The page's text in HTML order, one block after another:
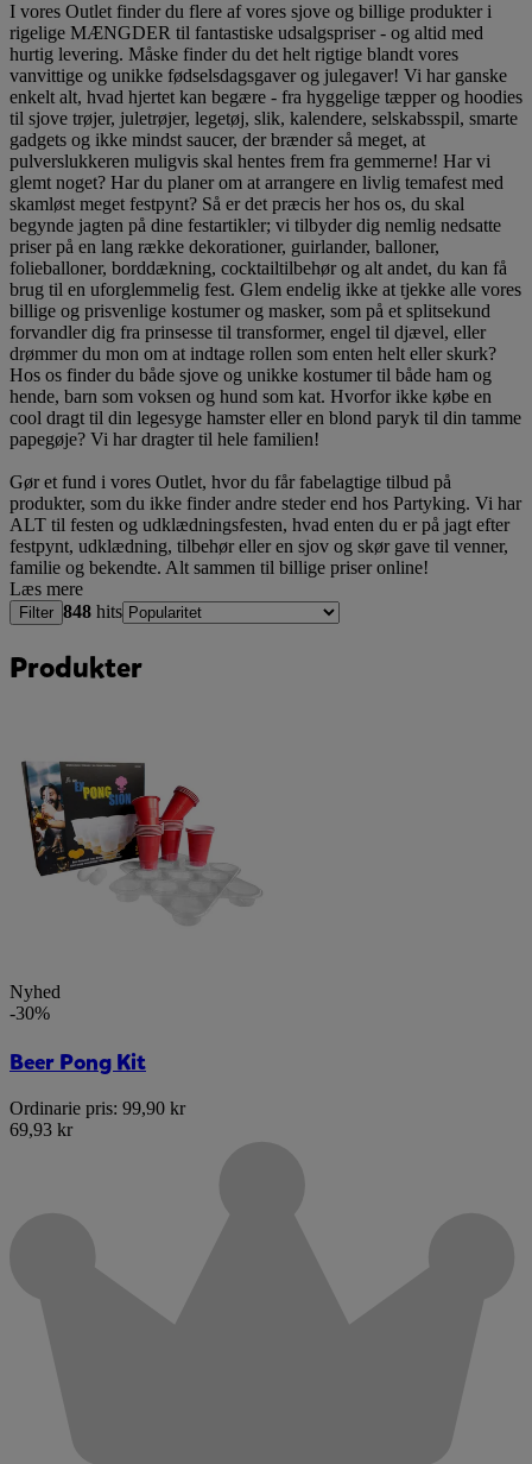
I vores Outlet finder du flere af vores sjove og billige produkter i
rigelige MÆNGDER til fantastiske udsalgspriser - og altid med
hurtig levering. Måske finder du det helt rigtige blandt vores
vanvittige og unikke fødselsdagsgaver og julegaver! Vi har ganske
enkelt alt, hvad hjertet kan begære - fra hyggelige tæpper og hoodies
til sjove trøjer, juletrøjer, legetøj, slik, kalendere, selskabsspil, smarte
gadgets og ikke mindst saucer, der brænder så meget, at
pulverslukkeren muligvis skal hentes frem fra gemmerne! Har vi
glemt noget? Har du planer om at arrangere en livlig temafest med
skamløst meget festpynt? Så er det præcis her hos os, du skal
begynde jagten på dine festartikler; vi tilbyder dig nemlig nedsatte
priser på en lang række dekorationer, guirlander, balloner,
folieballoner, borddækning, cocktailtilbehør og alt andet, du kan få
brug til en uforglemmelig fest. Glem endelig ikke at tjekke alle vores
billige og prisvenlige kostumer og masker, som på et splitsekund
forvandler dig fra prinsesse til transformer, engel til djævel, eller
drømmer du mon om at indtage rollen som enten helt eller skurk?
Hos os finder du både sjove og unikke kostumer til både ham og
hende, barn som voksen og hund som kat. Hvorfor ikke købe en
cool dragt til din legesyge hamster eller en blond paryk til din tamme
papegøje? Vi har dragter til hele familien!
Gør et fund i vores Outlet, hvor du får fabelagtige tilbud på
produkter, som du ikke finder andre steder end hos Partyking. Vi har
ALT til festen og udklædningsfesten, hvad enten du er på jagt efter
festpynt, udklædning, tilbehør eller en sjov og skør gave til venner,
familie og bekendte. Alt sammen til billige priser online!
Læs mere
Filter 848 hits
Produkter
Nyhed
-30%
Beer Pong Kit
Ordinarie pris: 99,90 kr
69,93 kr